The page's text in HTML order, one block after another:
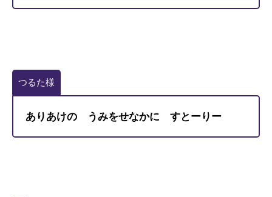
つるた様
ありあけの うみをせなかに すとーりー